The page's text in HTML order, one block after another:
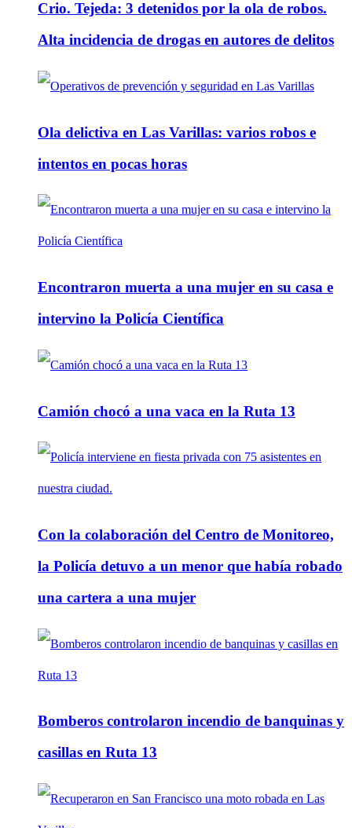
Crio. Tejeda: 3 detenidos por la ola de robos.
Alta incidencia de drogas en autores de delitos
Ola delictiva en Las Varillas: varios robos e
intentos en pocas horas
Encontraron muerta a una mujer en su casa e
intervino la Policía Científica
Camión chocó a una vaca en la Ruta 13
Con la colaboración del Centro de Monitoreo,
la Policía detuvo a un menor que había robado
una cartera a una mujer
Bomberos controlaron incendio de banquinas y
casillas en Ruta 13